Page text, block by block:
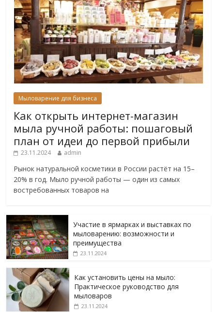
Мыловарение для бизнеса
Как открыть интернет-магазин
мыла ручной работы: пошаговый
план от идеи до первой прибыли
23.11.2024 admin
Рынок натуральной косметики в России растёт на 15–
20% в год. Мыло ручной работы — один из самых
востребованных товаров на
Участие в ярмарках и выставках по
мыловарению: возможности и
преимущества
23.11.2024
Как установить цены на мыло:
Практическое руководство для
мыловаров
23.11.2024